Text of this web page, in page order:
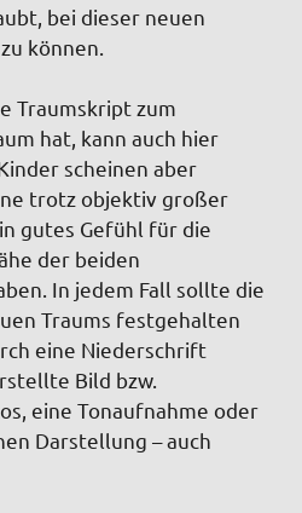
bei dieser neuen
können.
Traumskript zum
hat, kann auch hier
scheinen aber
trotz objektiv großer
gutes Gefühl für die
der beiden
In jedem Fall sollte die
Traums festgehalten
eine Niederschrift
Bild bzw.
eine Tonaufnahme oder
Darstellung – auch